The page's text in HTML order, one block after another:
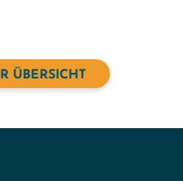
ÜBERSICHT